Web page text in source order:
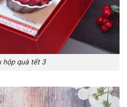
hộp quà tết 3